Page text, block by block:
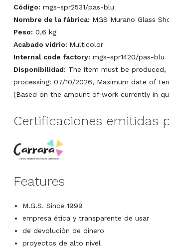
Código: mgs-spr2531/pas-blu
Nombre de la fábrica: MGS Murano Glass
Peso: 0,6 kg
Acabado vidrio: Multicolor
Internal code factory: mgs-spr1420/pas-blu
Disponibilidad: The item must be
processing: 07/10/2026, Maximum date of
(Based on the amount of work currently in
Certificaciones emitidas
Features
M.G.S. Since 1999
empresa ética y transparente de usar
de devolución de dinero
proyectos de alto nivel